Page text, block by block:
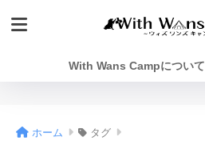
With Wans Campについて
ホーム タグ